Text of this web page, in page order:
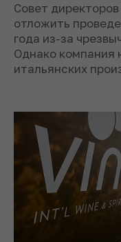
Совет
отложить
года из-за
Однако компания
итальянских